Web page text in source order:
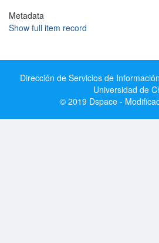
Metadata
Show full item record
Dirección de Servicios de
Universidad de
© 2019 Dspace -